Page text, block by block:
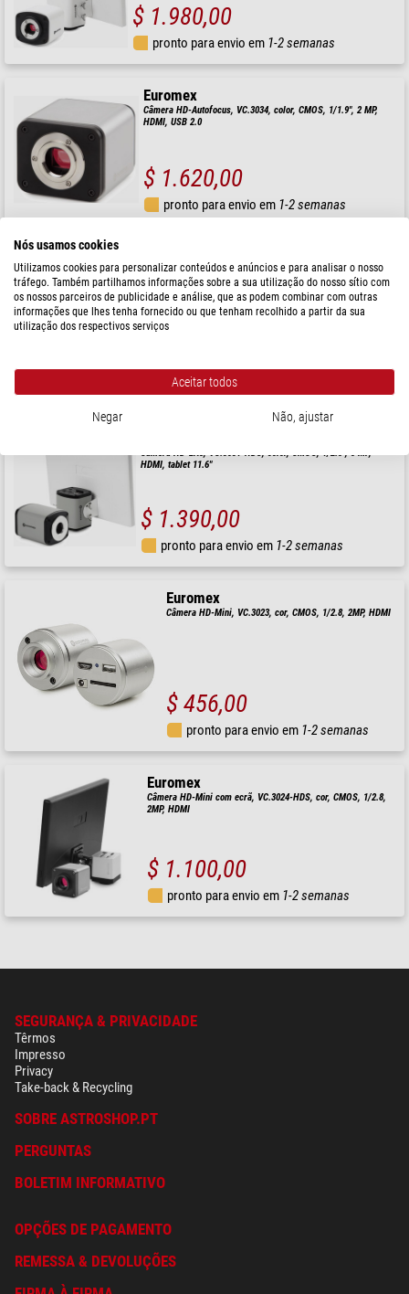
$ 1.980,00
pronto para envio em 1-2 semanas
Euromex
Câmera HD-Autofocus, VC.3034, color, CMOS, 1/1.9", 2 MP,
HDMI, USB 2.0
$ 1.620,00
pronto para envio em 1-2 semanas
Câmera HD Ultra, VC.3036, color, CMOS, 1/2.8", 6 MP,
HDMI
pronto para envio em
Câmera HD-Lite, VC.3031-HDS, color, CMOS, 1/2.5", 5 MP,
HDMI, tablet 11.6"
$ 1.390,00
pronto para envio em 1-2 semanas
Euromex
Câmera HD-Mini, VC.3023, cor, CMOS, 1/2.8, 2MP, HDMI
$ 456,00
pronto para envio em 1-2 semanas
Euromex
Câmera HD-Mini com ecrã, VC.3024-HDS, cor, CMOS, 1/2.8,
2MP, HDMI
$ 1.100,00
pronto para envio em 1-2 semanas
SEGURANÇA & PRIVACIDADE
Têrmos
Impresso
Privacy
Take-back & Recycling
SOBRE ASTROSHOP.PT
PERGUNTAS
BOLETIM INFORMATIVO
OPÇÕES DE PAGAMENTO
REMESSA & DEVOLUÇÕES
Nós usamos cookies
Utilizamos cookies para personalizar conteúdos e anúncios e para analisar o nosso
tráfego. Também partilhamos informações sobre a sua utilização do nosso sítio com
os nossos parceiros de publicidade e análise, que as podem combinar com outras
informações que lhes tenha fornecido ou que tenham recolhido a partir da sua
utilização dos respectivos serviços
Aceitar todos
Negar Não, ajustar